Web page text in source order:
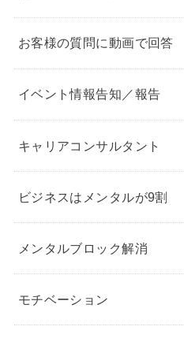
お客様の質問に動画で回答
イベント情報告知／報告
キャリアコンサルタント
ビジネスはメンタルが9割
メンタルブロック解消
モチベーション